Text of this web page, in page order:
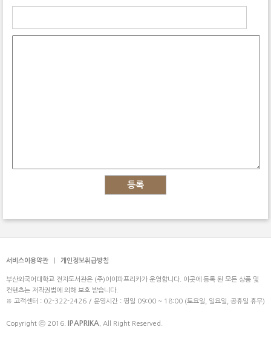
등록
서비스이용약관 개인정보취급방침
부산외국어대학교 전자도서관은 (주)아이파프리카가 운영합니다. 이곳에 등록 된 모든 상품 및
컨텐츠는 저작권법에 의해 보호 받습니다.
※ 고객센터 : 02-322-2426 / 운영시간 : 평일 09:00 ~ 18:00 (토요일, 일요일, 공휴일 휴무)
Copyright ⓒ 2016. IPAPRIKA. All Right Reserved.